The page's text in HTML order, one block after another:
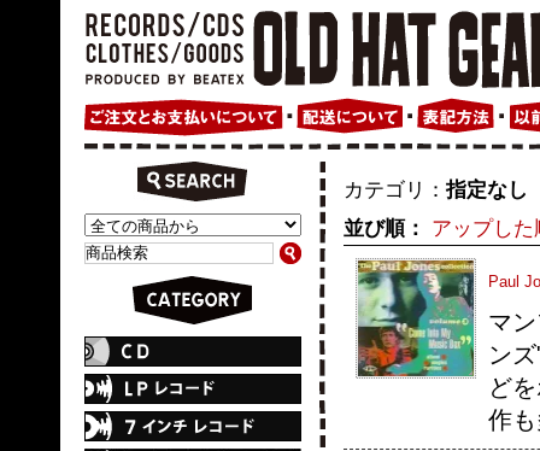
カテゴリ： 指定なし
並び順： アップした
Paul
マ
ン
ど
作